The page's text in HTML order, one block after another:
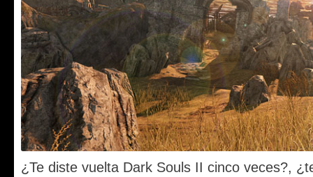
¿Te diste vuelta Dark Souls II cinco veces?,